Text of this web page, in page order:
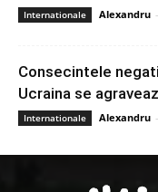
Internationale Alexandru -
Consecintele
Ucraina se
Internationale Alexandru -